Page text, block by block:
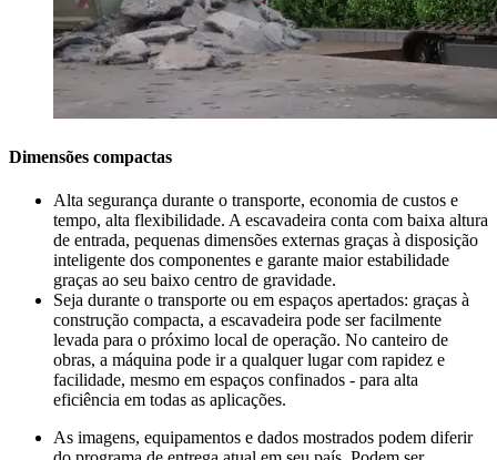
Dimensões compactas
Alta segurança durante o transporte, economia de custos e
tempo, alta flexibilidade. A escavadeira conta com baixa altura
de entrada, pequenas dimensões externas graças à disposição
inteligente dos componentes e garante maior estabilidade
graças ao seu baixo centro de gravidade.
Seja durante o transporte ou em espaços apertados: graças à
construção compacta, a escavadeira pode ser facilmente
levada para o próximo local de operação. No canteiro de
obras, a máquina pode ir a qualquer lugar com rapidez e
facilidade, mesmo em espaços confinados - para alta
eficiência em todas as aplicações.
As imagens, equipamentos e dados mostrados podem diferir